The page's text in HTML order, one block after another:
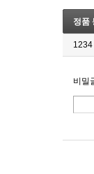
정품
1234
비밀